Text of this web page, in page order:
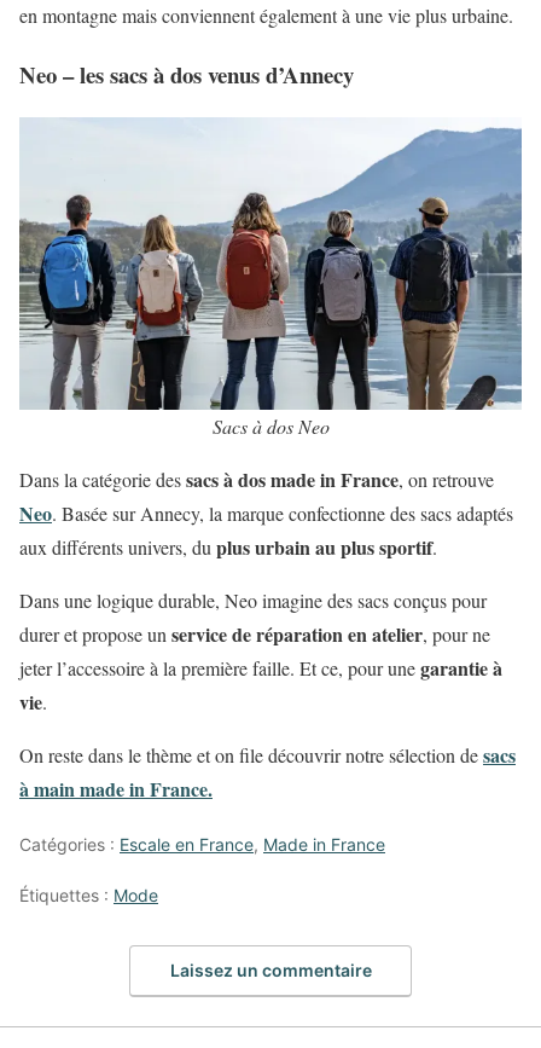
en montagne mais conviennent également à une vie plus urbaine.
Neo – les sacs à dos venus d’Annecy
Sacs à dos Neo
Dans la catégorie dessacs à dos made in France, on retrouve
Neo. Basée sur Annecy, la marque confectionne des sacsadaptés
aux différents univers, du plus urbain au plus sportif.
Dans une logique durable, Neo imagine des sacs conçus pour
durer et propose un service de réparation en atelier, pour ne
jeter l’accessoire à la première faille. Et ce, pour unegarantie à
vie.
On reste dans le thème et on file découvrir notre sélection desacs
à main made in France.
Catégories : Escale en France, Made in France
Étiquettes : Mode
Laissez un commentaire